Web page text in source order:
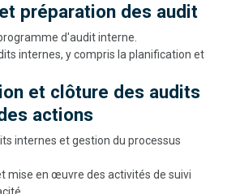
préparation des audit
d'audit interne.
internes, y compris la planification et
et clôture des audits
actions
internes et gestion du processus
mise en œuvre des activités de suivi